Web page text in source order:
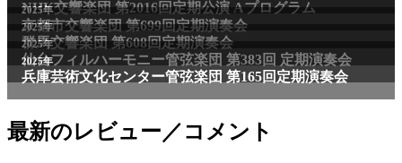
最新のレビュー／コメント